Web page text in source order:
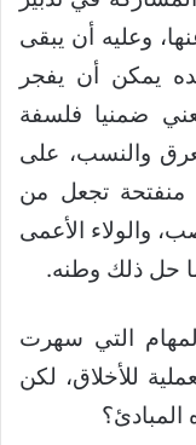
وعليه أن يبقى
يمكن أن يفجر
ضمنيا فلسفة
والنسب، على
منفتحة تجعل من
والولاء الأعمى
حل ذلك وطنه.
التي سهرت
للأخلاق، لكن